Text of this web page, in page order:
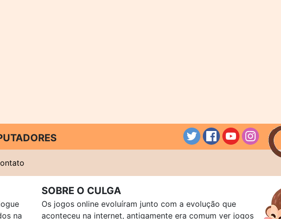
na
SOBRE O CULGA
Os jogos online evoluíram junto com a evolução que
aconteceu na internet, antigamente era comum ver jogos